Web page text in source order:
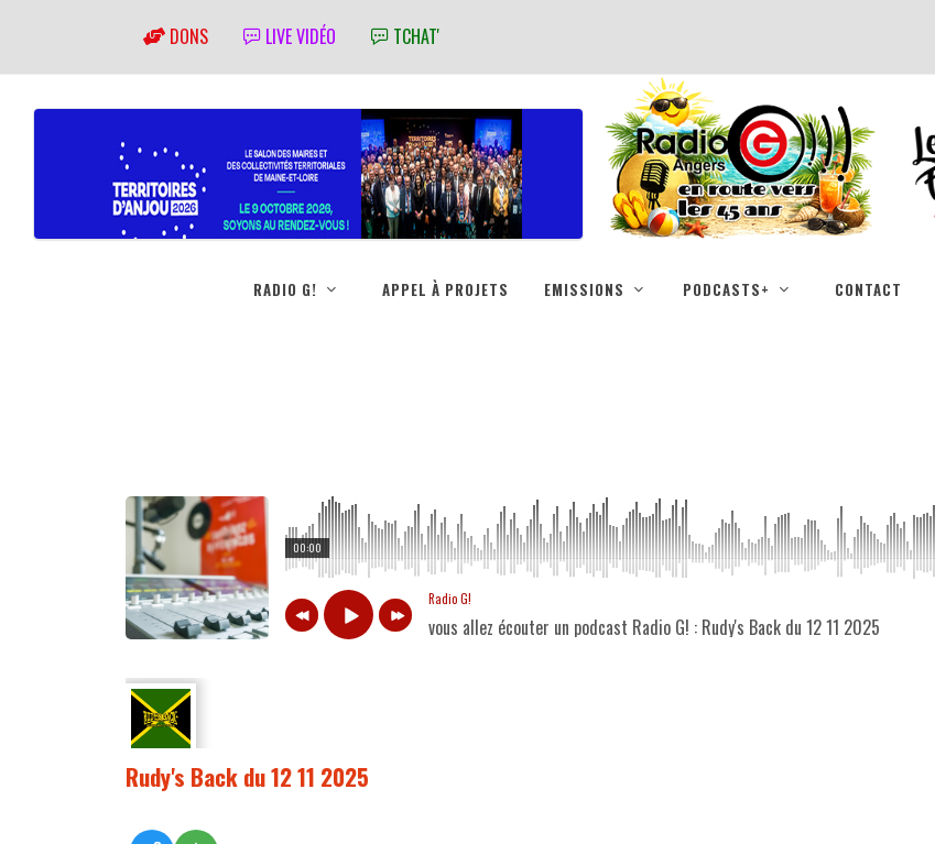
DONS LIVE VIDÉO TCHAT'
RADIO G! APPEL À PROJETS EMISSIONS PODCASTS+ CONTACT
00:00
Radio G!
vous allez écouter un podcast Radio G! : Rudy's Back du 12 11 2025
Rudy's Back du 12 11 2025